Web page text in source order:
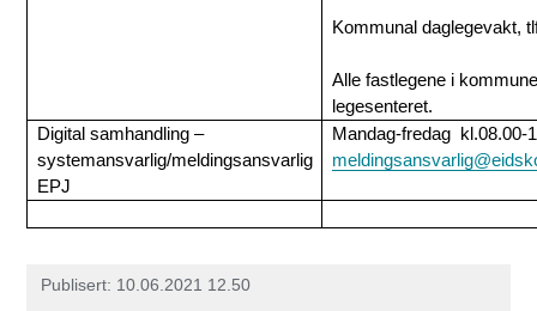
Kommunal daglegevakt,
Alle fastlegene i
legesenteret.
Digital samhandling –
systemansvarlig/meldingsansvarlig
EPJ
Mandag-fredag kl.08.00-
Publisert 10.06.2021 12.50